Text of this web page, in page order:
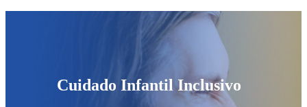
Cuidado Infantil Inclusivo